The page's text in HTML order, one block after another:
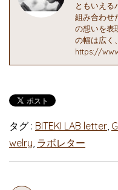
ともいえる
組み合わせ
の想いを表
の幅は広く
https://
タグ : BITEKI LAB letter,
welry, ラボレター